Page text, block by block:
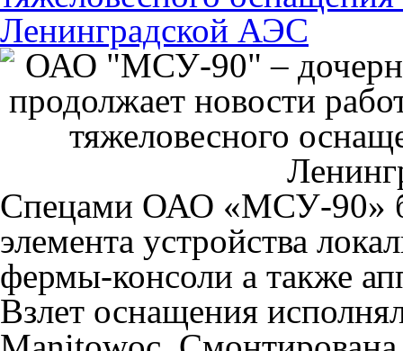
Ленинградской АЭС
Спецами ОАО «МСУ-90»
элемента устройства
фермы-консоли а также
Взлет оснащения